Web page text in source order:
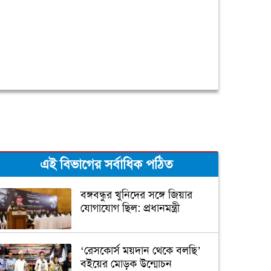
এই বিভাগের সর্বাধিক পঠিত
বঙ্গবন্ধুর খুনিদের সঙ্গে জিয়ার
যোগাযোগ ছিল: প্রধানমন্ত্রী
‘রেসকোর্স ময়দান থেকে বলছি’
বইয়ের মোড়ক উন্মোচন